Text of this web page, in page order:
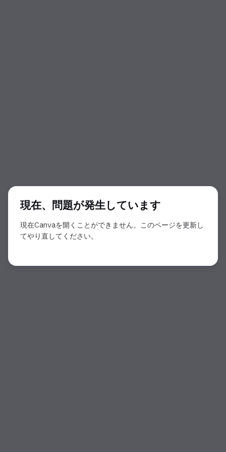
現在、問題が発生しています
現在Canvaを開くことができません。このページを更新し
てやり直してください。